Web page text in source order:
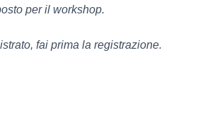
per il workshop.
fai prima la registrazione.